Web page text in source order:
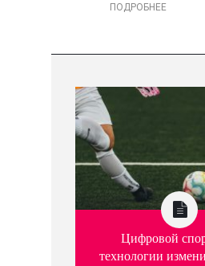
ПОДРОБНЕЕ
Цифровой
технологии